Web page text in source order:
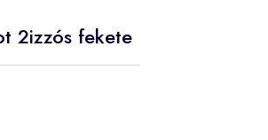
2izzós fekete